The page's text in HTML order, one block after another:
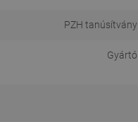
PZH tanúsítvány
Gyártó